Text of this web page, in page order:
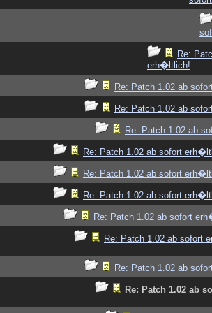
Re:
erh�ltlich!
Re: Patch 1.02 ab
Re: Patch 1.02 ab
Re: Patch 1.02 ab
Re: Patch 1.02 ab sofort
Re: Patch 1.02 ab sofort
Re: Patch 1.02 ab sofort
Re: Patch 1.02 ab sofort
Re: Patch 1.02 ab sofort
Re: Patch 1.02 ab
Re: Patch 1.02 ab